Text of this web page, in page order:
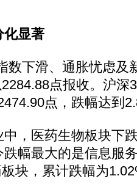
化显著
下滑、通胀忧虑及
点报收。沪深
点，跌幅达到
医药生物板块下
幅最大的是信息服
块，累计跌幅为